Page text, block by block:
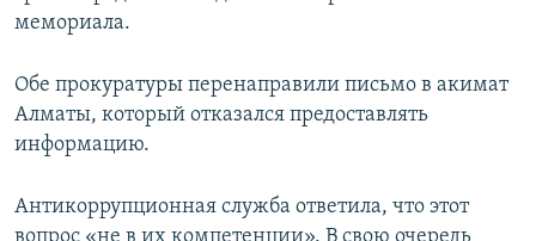
мемориала.
Обе прокуратуры перенаправили письмо в акимат
Алматы, который отказался предоставлять
информацию.
Антикоррупционная служба ответила, что этот